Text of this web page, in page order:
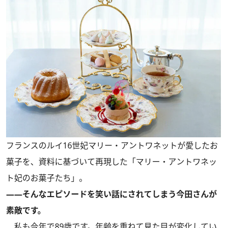
フランスのルイ16世妃マリー・アントワネットが愛したお
菓子を、資料に基づいて再現した「マリー・アントワネッ
ト妃のお菓子たち」。
――そんなエピソードを笑い話にされてしまう今田さんが
素敵です。